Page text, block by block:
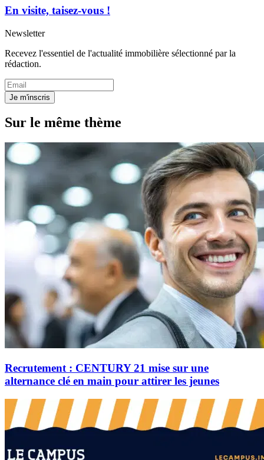
En visite, taisez-vous !
Newsletter
Recevez l'essentiel de l'actualité immobilière sélectionné par la
rédaction.
Je m'inscris
Sur le même thème
Recrutement : CENTURY 21 mise sur une
alternance clé en main pour attirer les jeunes